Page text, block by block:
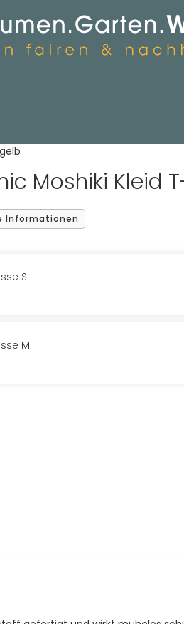
Moshiki Kleid
Informationen
S
M